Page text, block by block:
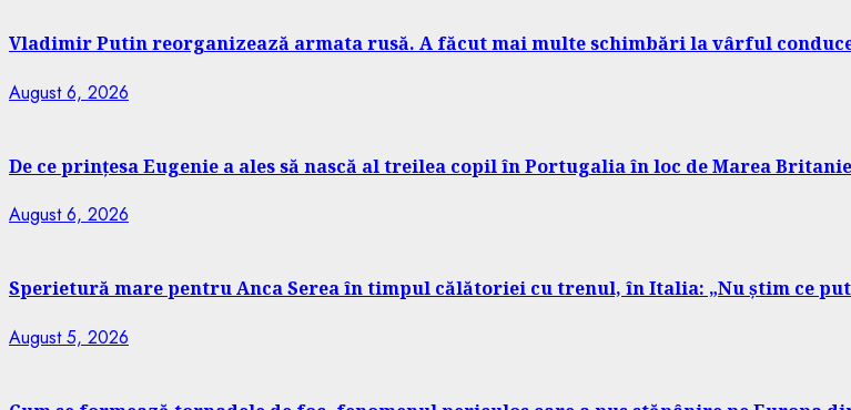
Vladimir Putin reorganizează armata rusă. A făcut mai multe schimbări la vârful
August 6, 2026
De ce prințesa Eugenie a ales să nască al treilea copil în Portugalia în loc de Marea
August 6, 2026
Sperietură mare pentru Anca Serea în timpul călătoriei cu trenul, în Italia: „Nu știm ce
August 5, 2026